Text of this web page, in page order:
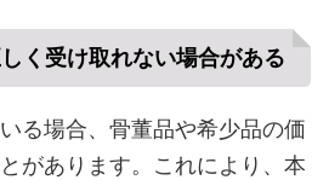
く受け取れない場合がある
る場合、骨董品や希少品の価
があります。これにより、本